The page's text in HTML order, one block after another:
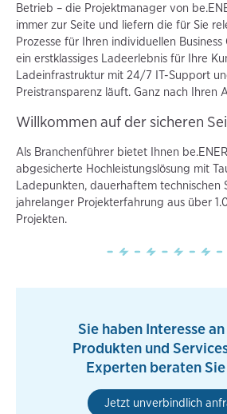
Betrieb – die Projektmanager von
immer zur Seite und liefern die für Sie
Prozesse für Ihren individuellen
ein erstklassiges Ladeerlebnis für Ihre
Ladeinfrastruktur mit 24/7 IT-Support
Preistransparenz läuft. Ganz nach Ihren
Willkommen auf der sicheren
Als Branchenführer bietet Ihnen
abgesicherte Hochleistungslösung mit
Ladepunkten, dauerhaftem technischen
jahrelanger Projekterfahrung aus über
Projekten.
Sie haben Interesse
Produkten und
Experten beraten
Jetzt unverbindlich